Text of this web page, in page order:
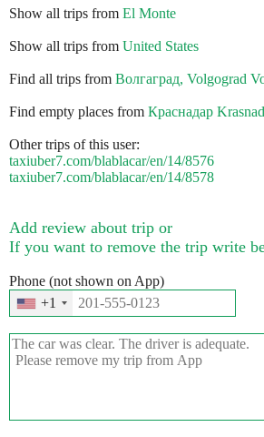
Show all trips from El Monte
Show all trips from United States
Find all trips from Волгаград, Volgograd
Find empty places from Краснадар
Other trips of this user:
taxiuber7.com/blablacar/en/14/8576
taxiuber7.com/blablacar/en/14/8578
Add review about trip or
If you want to remove the trip write
Phone (not shown on App)
+1